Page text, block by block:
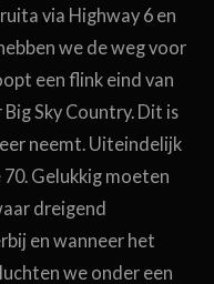
via Highway 6 en
we de weg voor
een flink eind van
Sky Country. Dit is
neemt. Uiteindelijk
Gelukkig moeten
dreigend
en wanneer het
we onder een